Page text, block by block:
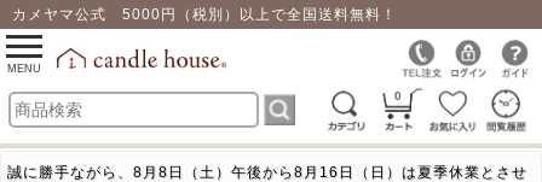
カメヤマ公式 5000円（税別）以上で全国送料無料！
0
toggle
navigation
MENU
誠に勝手ながら、8月8日（土）午後から8月16日（日）は夏季休業とさせ